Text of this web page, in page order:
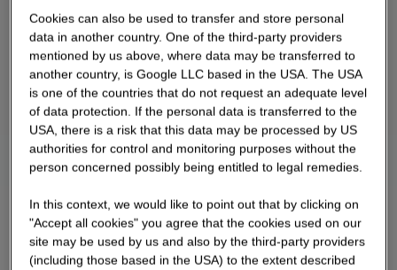
Cookies can also be used to transfer and store personal
data in another country. One of the third-party providers
mentioned by us above, where data may be transferred to
another country, is Google LLC based in the USA. The USA
is one of the countries that do not request an adequate level
of data protection. If the personal data is transferred to the
USA, there is a risk that this data may be processed by US
authorities for control and monitoring purposes without the
person concerned possibly being entitled to legal remedies.
In this context, we would like to point out that by clicking on
"Accept all cookies" you agree that the cookies used on our
site may be used by us and also by the third-party providers
(including those based in the USA) to the extent described